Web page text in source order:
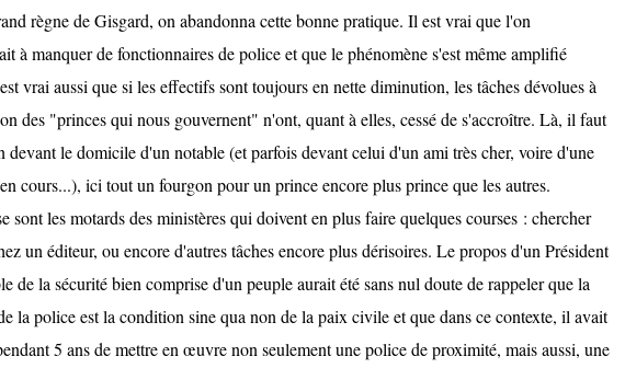
règne de Gisgard, on abandonna cette bonne pratique. Il est vrai que l'on
à manquer de fonctionnaires de police et que le phénomène s'est même amplifié
vrai aussi que si les effectifs sont toujours en nette diminution, les tâches dévolues à
des "princes qui nous gouvernent" n'ont, quant à elles, cessé de s'accroître. Là, il faut
devant le domicile d'un notable (et parfois devant celui d'un ami très cher, voire d'une
cours...), ici tout un fourgon pour un prince encore plus prince que les autres.
sont les motards des ministères qui doivent en plus faire quelques courses : chercher
un éditeur, ou encore d'autres tâches encore plus dérisoires. Le propos d'un Président
de la sécurité bien comprise d'un peuple aurait été sans nul doute de rappeler que la
la police est la condition sine qua non de la paix civile et que dans ce contexte, il avait
5 ans de mettre en œuvre non seulement une police de proximité, mais aussi, une